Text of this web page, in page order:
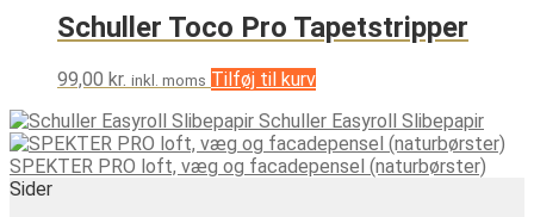
varesiden
flere
varianter.
Mulighederne
kan
vælges
på
varesiden
Schuller Toco Pro Tapetstripper
99,00 kr. inkl. moms Tilføj til kurv
Schuller Easyroll Slibepapir
SPEKTER PRO loft, væg og facadepensel (naturbørster)
Sider